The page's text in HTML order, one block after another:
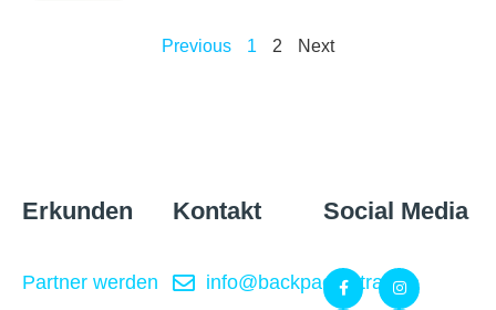
Previous 1 2 Next
Erkunden
Partner werden
Kontakt
info@backpackertrail.de
Social Media